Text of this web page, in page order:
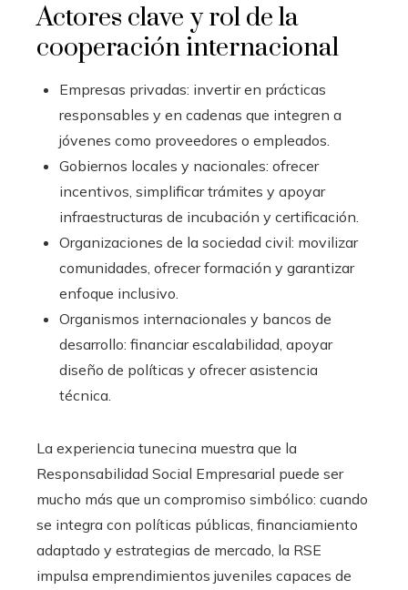
Actores clave y rol de la
cooperación internacional
Empresas privadas: invertir en prácticas
responsables y en cadenas que integren a
jóvenes como proveedores o empleados.
Gobiernos locales y nacionales: ofrecer
incentivos, simplificar trámites y apoyar
infraestructuras de incubación y certificación.
Organizaciones de la sociedad civil: movilizar
comunidades, ofrecer formación y garantizar
enfoque inclusivo.
Organismos internacionales y bancos de
desarrollo: financiar escalabilidad, apoyar
diseño de políticas y ofrecer asistencia
técnica.
La experiencia tunecina muestra que la
Responsabilidad Social Empresarial puede ser
mucho más que un compromiso simbólico: cuando
se integra con políticas públicas, financiamiento
adaptado y estrategias de mercado, la RSE
impulsa emprendimientos juveniles capaces de